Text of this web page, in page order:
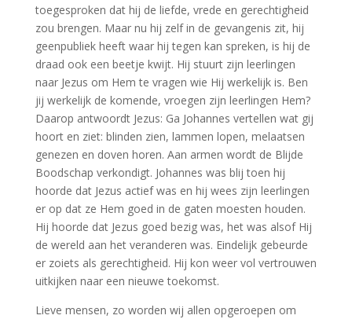
toegesproken dat hij de liefde, vrede en gerechtigheid
zou brengen. Maar nu hij zelf in de gevangenis zit, hij
geenpubliek heeft waar hij tegen kan spreken, is hij de
draad ook een beetje kwijt. Hij stuurt zijn leerlingen
naar Jezus om Hem te vragen wie Hij werkelijk is. Ben
jij werkelijk de komende, vroegen zijn leerlingen Hem?
Daarop antwoordt Jezus: Ga Johannes vertellen wat gij
hoort en ziet: blinden zien, lammen lopen, melaatsen
genezen en doven horen. Aan armen wordt de Blijde
Boodschap verkondigt. Johannes was blij toen hij
hoorde dat Jezus actief was en hij wees zijn leerlingen
er op dat ze Hem goed in de gaten moesten houden.
Hij hoorde dat Jezus goed bezig was, het was alsof Hij
de wereld aan het veranderen was. Eindelijk gebeurde
er zoiets als gerechtigheid. Hij kon weer vol vertrouwen
uitkijken naar een nieuwe toekomst.
Lieve mensen, zo worden wij allen opgeroepen om